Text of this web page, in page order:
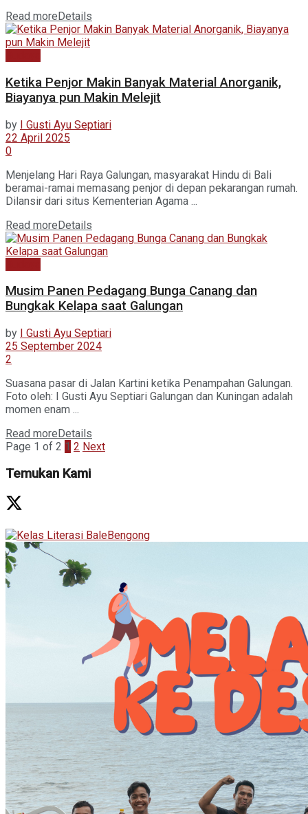
Read more Details
Ketika Penjor Makin Banyak Material Anorganik,
Biayanya pun Makin Melejit
by I Gusti Ayu Septiari
22 April 2025
0
Menjelang Hari Raya Galungan, masyarakat Hindu di Bali
beramai-ramai memasang penjor di depan pekarangan rumah.
Dilansir dari situs Kementerian Agama ...
Read moreDetails
Musim Panen Pedagang Bunga Canang dan
Bungkak Kelapa saat Galungan
by I Gusti Ayu Septiari
25 September 2024
2
Suasana pasar di Jalan Kartini ketika Penampahan Galungan.
Foto oleh: I Gusti Ayu Septiari Galungan dan Kuningan adalah
momen enam ...
Read moreDetails
Page 1 of 2 1 2 Next
Temukan Kami